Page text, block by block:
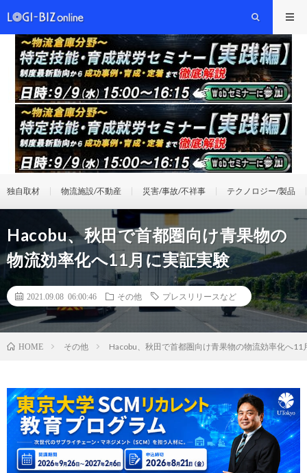
独自取材 物流施設/不動産 災害/事故/不祥事 テクノロジー/製品
Hacobu、秋田で首都圏向け青果物の
物流効率化へ11月に実証実験
2021.09.08 06:00:46 その他 プレスリリースなど
HOME その他 Hacobu、秋田で首都圏向け青果物の物流効率化へ11